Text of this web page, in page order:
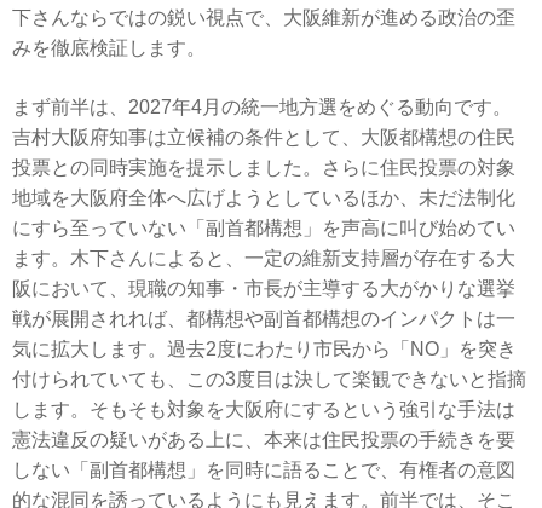
下さんならではの鋭い視点で、大阪維新が進める政治の歪
みを徹底検証します。
まず前半は、2027年4月の統一地方選をめぐる動向です。
吉村大阪府知事は立候補の条件として、大阪都構想の住民
投票との同時実施を提示しました。さらに住民投票の対象
地域を大阪府全体へ広げようとしているほか、未だ法制化
にすら至っていない「副首都構想」を声高に叫び始めてい
ます。木下さんによると、一定の維新支持層が存在する大
阪において、現職の知事・市長が主導する大がかりな選挙
戦が展開されれば、都構想や副首都構想のインパクトは一
気に拡大します。過去2度にわたり市民から「NO」を突き
付けられていても、この3度目は決して楽観できないと指摘
します。そもそも対象を大阪府にするという強引な手法は
憲法違反の疑いがある上に、本来は住民投票の手続きを要
しない「副首都構想」を同時に語ることで、有権者の意図
的な混同を誘っているようにも見えます。前半では、そこ